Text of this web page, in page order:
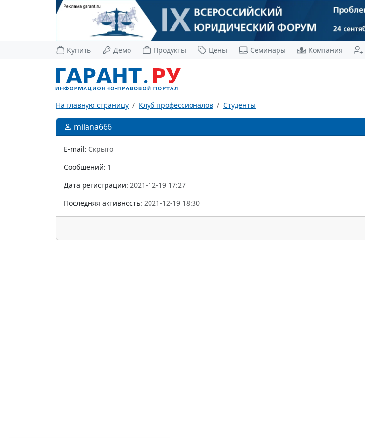
Купить Демо Продукты Цены Семинары Компания
На главную страницу Клуб профессионалов Студенты
milana666
E-mail: Скрыто
Сообщений: 1
Дата регистрации: 2021-12-19 17:27
Последняя активность: 2021-12-19 18:30